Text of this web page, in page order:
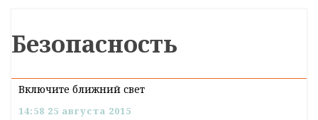
Безопасность
Включите ближний свет
14:58 25 августа 2015